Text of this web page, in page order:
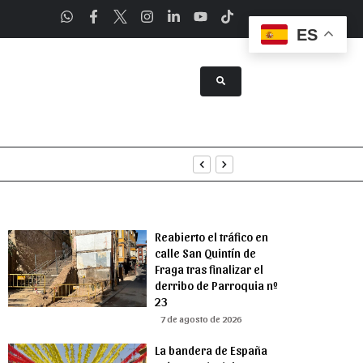
Reabierto el tráfico en
calle San Quintín de
Fraga tras finalizar el
derribo de Parroquia nº
23
7 de agosto de 2026
La bandera de España
ES